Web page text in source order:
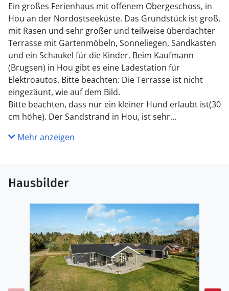
Ein großes Ferienhaus mit offenem Obergeschoss, in
Hou an der Nordostseeküste. Das Grundstück ist groß,
mit Rasen und sehr großer und teilweise überdachter
Terrasse mit Gartenmöbeln, Sonneliegen, Sandkasten
und ein Schaukel für die Kinder. Beim Kaufmann
(Brugsen) in Hou gibt es eine Ladestation für
Elektroautos. Bitte beachten: Die Terrasse ist nicht
eingezäunt, wie auf dem Bild.
Bitte beachten, dass nur ein kleiner Hund erlaubt ist(30
cm höhe). Der Sandstrand in Hou, ist sehr
Hou, ist ca. 700 m. Dort ist ein Supermarkt und ein
Küche
Die Küche ist mit Kühlschrank ausgestattet. Außerdem
gibt es 4 Induktions-Kochzonen, Umluftofen,
Mikrowelle sowie Geschirrspüler. Fußbodenheizung in
der Küche.
WC und Bad
Es gibt 2 Badezimmer mit Duschnische und 2 Toiletten.
Fußbodenheizung in 2 Badezimmern. Es steht eine
Mehr anzeigen
Hausbilder